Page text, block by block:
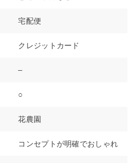
宅配便
クレジットカード
–
○
花農園
コンセプトが明確でおしゃれ